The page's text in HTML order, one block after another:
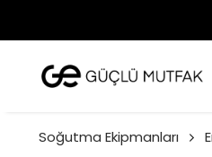
Soğutma Ekipmanları